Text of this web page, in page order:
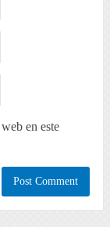
en este